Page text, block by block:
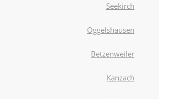
Seekirch
Oggelshausen
Betzenweiler
Kanzach